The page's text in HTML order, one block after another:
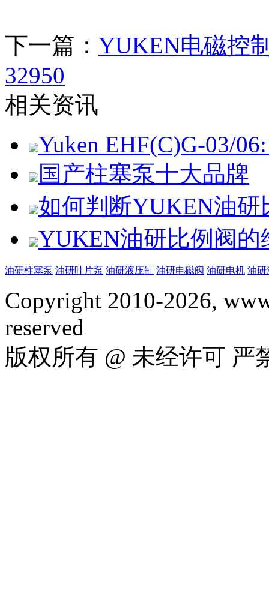
下一篇： YUKEN电磁控
32950
相关资讯
Yuken EHF(C)G-03/
国产柱塞泵十大品牌
如何判断YUKEN油
YUKEN油研比例阀的
油研柱塞泵 油研叶片泵 油研液压缸 油研电磁阀 油研电机 油研
Copyright 2010-2026,
reserved
版权所有 @ 未经许可 严